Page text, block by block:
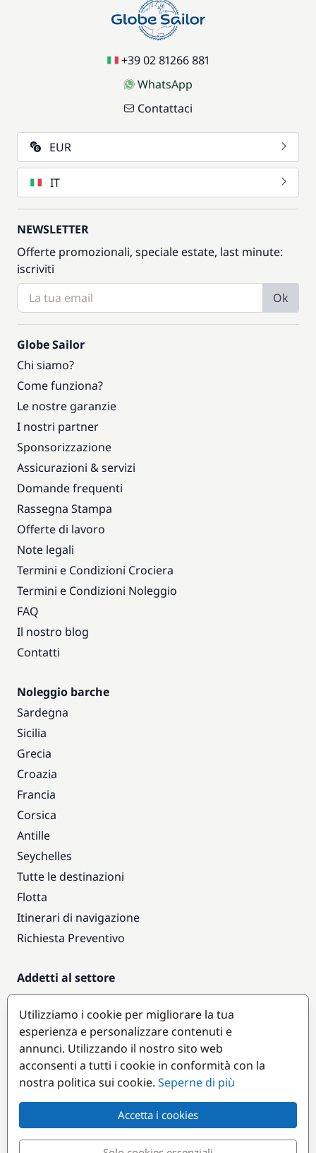
+39 02 81266 881
WhatsApp
Contattaci
EUR
IT
NEWSLETTER
Offerte promozionali, speciale estate, last minute:
iscriviti
Ok
Globe Sailor
Chi siamo?
Come funziona?
Le nostre garanzie
I nostri partner
Sponsorizzazione
Assicurazioni & servizi
Domande frequenti
Rassegna Stampa
Offerte di lavoro
Note legali
Termini e Condizioni Crociera
Termini e Condizioni Noleggio
FAQ
Il nostro blog
Contatti
Noleggio barche
Sardegna
Sicilia
Grecia
Croazia
Francia
Corsica
Antille
Seychelles
Tutte le destinazioni
Flotta
Itinerari di navigazione
Richiesta Preventivo
Addetti al settore
Accesso armatori
Diventare partner
Destinazioni popolari
Utilizziamo i cookie per migliorare la tua
esperienza e personalizzare contenuti e
annunci. Utilizzando il nostro sito web
acconsenti a tutti i cookie in conformità con la
nostra politica sui cookie. Seperne di più
Accetta i cookies